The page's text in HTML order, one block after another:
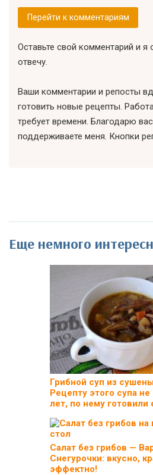
Перейти к комментариям
Оставьте свой комментарий и я
отвечу.
Ваши комментарии и репосты
готовить новые рецепты.
требует времени. Благодарю
поддерживаете меня. Кнопки
Еще немного
Грибной суп из
Рецепту этого супа
лет, по нему
Салат без грибов —
Снегурочки: вкусно,
эффектно!